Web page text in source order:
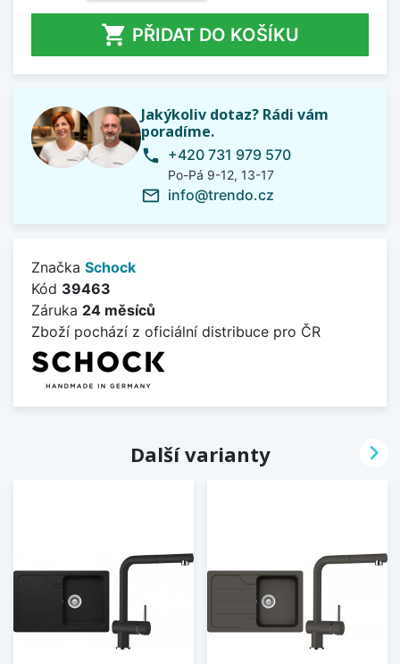
 PŘIDAT DO KOŠÍKU
Jakýkoliv dotaz? Rádi vám
poradíme.
phone +420 731 979 570
Po-Pá 9-12, 13-17
mail_outline info@trendo.cz
Značka Schock
Kód 39463
Záruka 24 měsíců
Zboží pochází z oficiální distribuce pro ČR
Další varianty 